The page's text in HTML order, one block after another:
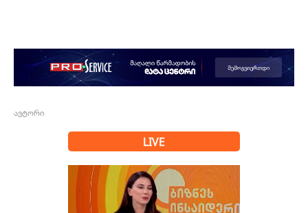
ავტორი
LIVE